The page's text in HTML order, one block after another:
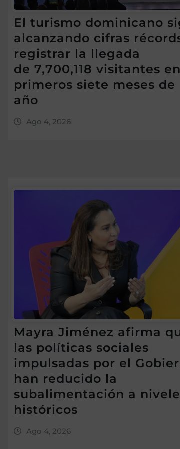
El turismo dominicano
alcanzando cifras
registrar la llegada
de 7,700,118 visitantes
primeros siete meses de
año
Ago 4, 2026
Mayra Jiménez afirma
las políticas sociales
impulsadas por el
han reducido la
subalimentación a
históricos
Ago 4, 2026